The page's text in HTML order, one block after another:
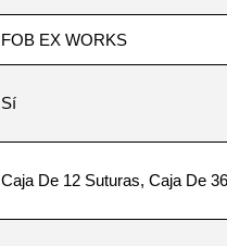
FOB EX WORKS
Sí
Caja De 12 Suturas, Caja De